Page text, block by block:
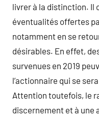
livrer à la distinction. Il
éventualités offertes
notamment en se
désirables. En effet,
survenues en 2019
l’actionnaire qui se
Attention toutefois, le
discernement et à une